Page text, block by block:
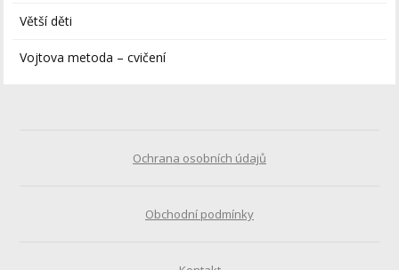
Větší děti
Vojtova metoda – cvičení
Ochrana osobních údajů
Obchodní podmínky